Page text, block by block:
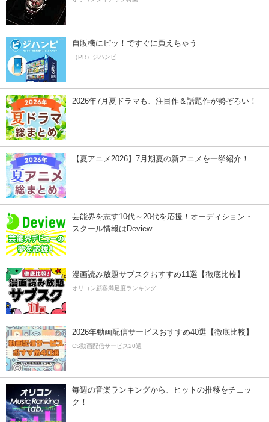
自販機にピッ！ですぐに買えちゃう
（PR）ジハンピ
2026年7月夏ドラマも、注目作＆話題作が勢ぞろい！
【夏アニメ2026】7月期夏の新アニメを一挙紹介！
芸能界を志す10代～20代を応援！オーディション・
スクール情報はDeview
漫画読み放題サブスクおすすめ11選【徹底比較】
オリコン顧客満足度ランキング
2026年動画配信サービスおすすめ40選【徹底比較】
CS動画配信サービス20選
毎週の音楽ランキングから、ヒットの推移をチェッ
ク！